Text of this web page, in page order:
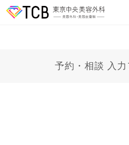
予約・相談 入力